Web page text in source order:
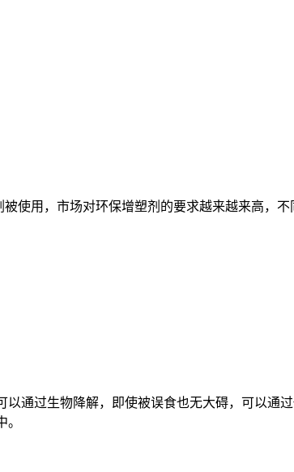
用，市场对环保增塑剂的要求越来越来高，
过生物降解，即使被误食也无大碍，可以通